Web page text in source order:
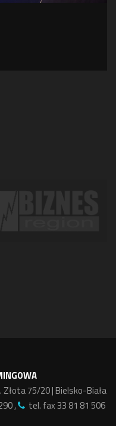
75/20 | Bielsko-Biała
,
tel. fax 33 81 81 506